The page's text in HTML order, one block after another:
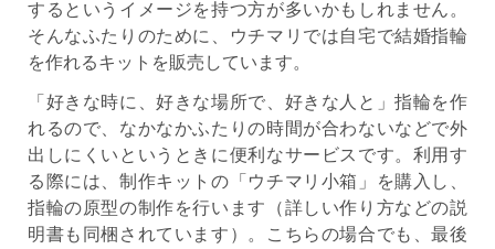
するというイメージを持つ方が多いかもしれません。
そんなふたりのために、ウチマリでは自宅で結婚指輪
を作れるキットを販売しています。
「好きな時に、好きな場所で、好きな人と」指輪を作
れるので、なかなかふたりの時間が合わないなどで外
出しにくいというときに便利なサービスです。利用す
る際には、制作キットの「ウチマリ小箱」を購入し、
指輪の原型の制作を行います（詳しい作り方などの説
明書も同梱されています）。こちらの場合でも、最後